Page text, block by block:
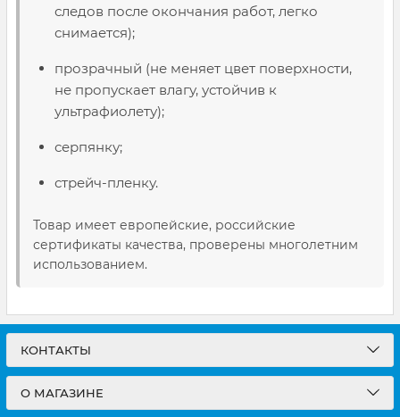
следов после окончания работ, легко
снимается);
прозрачный (не меняет цвет поверхности,
не пропускает влагу, устойчив к
ультрафиолету);
серпянку;
стрейч-пленку.
Товар имеет европейские, российские
сертификаты качества, проверены многолетним
использованием.
КОНТАКТЫ
О МАГАЗИНЕ